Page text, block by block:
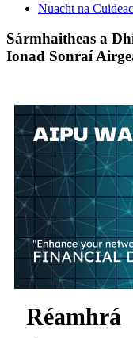
Nuacht na
Sármhaitheas a
Ionad Sonraí
Réamhrá